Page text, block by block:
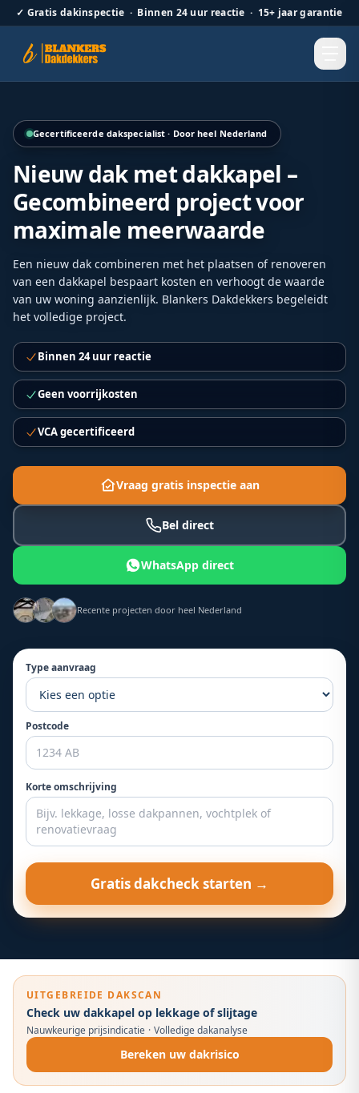
✓ Gratis dakinspectie · Binnen 24 uur reactie · 15+ jaar garantie
Gecertificeerde dakspecialist · Door heel Nederland
Nieuw dak met dakkapel –
Gecombineerd project voor
maximale meerwaarde
Een nieuw dak combineren met het plaatsen of renoveren
van een dakkapel bespaart kosten en verhoogt de waarde
van uw woning aanzienlijk. Blankers Dakdekkers begeleidt
het volledige project.
Binnen 24 uur reactie
Geen voorrijkosten
VCA gecertificeerd
Vraag gratis inspectie aan
Bel direct
WhatsApp direct
Recente projecten door heel Nederland
Type aanvraag
Postcode
Korte omschrijving
Gratis dakcheck starten →
UITGEBREIDE DAKSCAN
Check uw dakkapel op lekkage of slijtage
Nauwkeurige prijsindicatie · Volledige dakanalyse
Bereken uw dakrisico